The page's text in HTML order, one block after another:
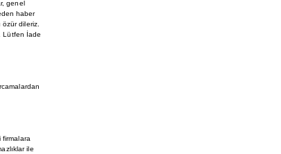
genel
haber
dileriz.
Lütfen İade
firmalara
ile